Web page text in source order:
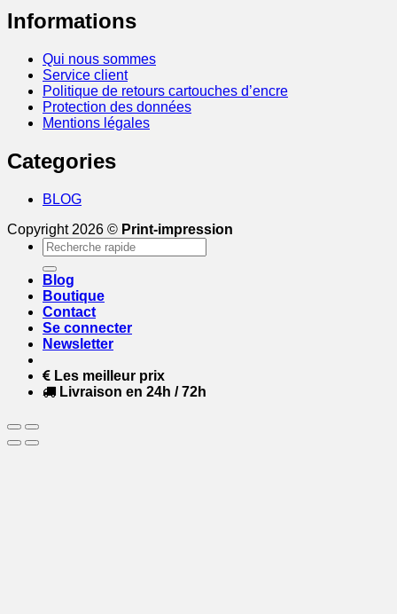
Informations
Qui nous sommes
Service client
Politique de retours cartouches d’encre
Protection des données
Mentions légales
Categories
BLOG
Copyright 2026 © Print-impression
Recherche
pour :
Blog
Boutique
Contact
Se connecter
Newsletter
Les meilleur prix
Livraison en 24h / 72h